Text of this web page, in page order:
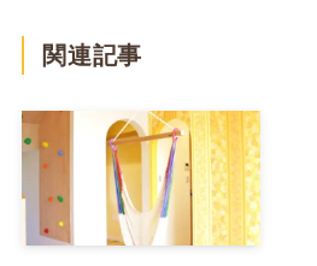
関連記事